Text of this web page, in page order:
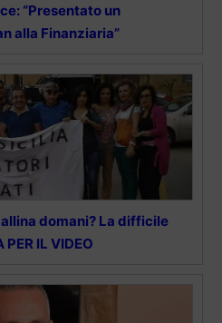
“Presentato un
alla Finanziaria”
domani? La difficile
IL VIDEO